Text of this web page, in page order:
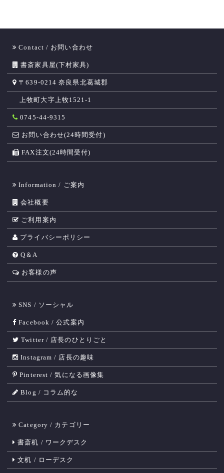
Contact / お問い合わせ
書斎家具屋(下村家具)
〒639-0214 奈良県北葛城郡
上牧町大字上牧1521-1
0745-44-9315
お問い合わせ(24時間受付)
FAX注文(24時間受付)
Information / ご案内
会社概要
ご利用案内
プライバシーポリシー
Q＆A
お客様の声
SNS / ソーシャル
Facebook / 公式案内
Twitter / 店長のひとりごと
Instagram / 店長の趣味
Pinterest / 気になる画像集
Blog / コラム的な
Category / カテゴリー
書斎机 / ワークデスク
文机 / ローデスク